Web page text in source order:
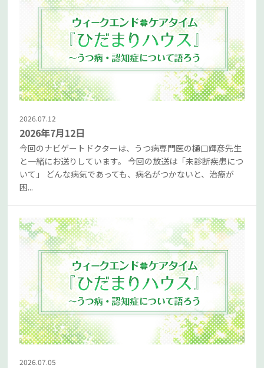
2026.07.12
2026年7月12日
今回のナビゲートドクターは、うつ病専門医の樋口輝彦先生
と一緒にお送りしています。 今回の放送は「未診断疾患につ
いて」 どんな病気であっても、病名がつかないと、治療が
困...
2026.07.05